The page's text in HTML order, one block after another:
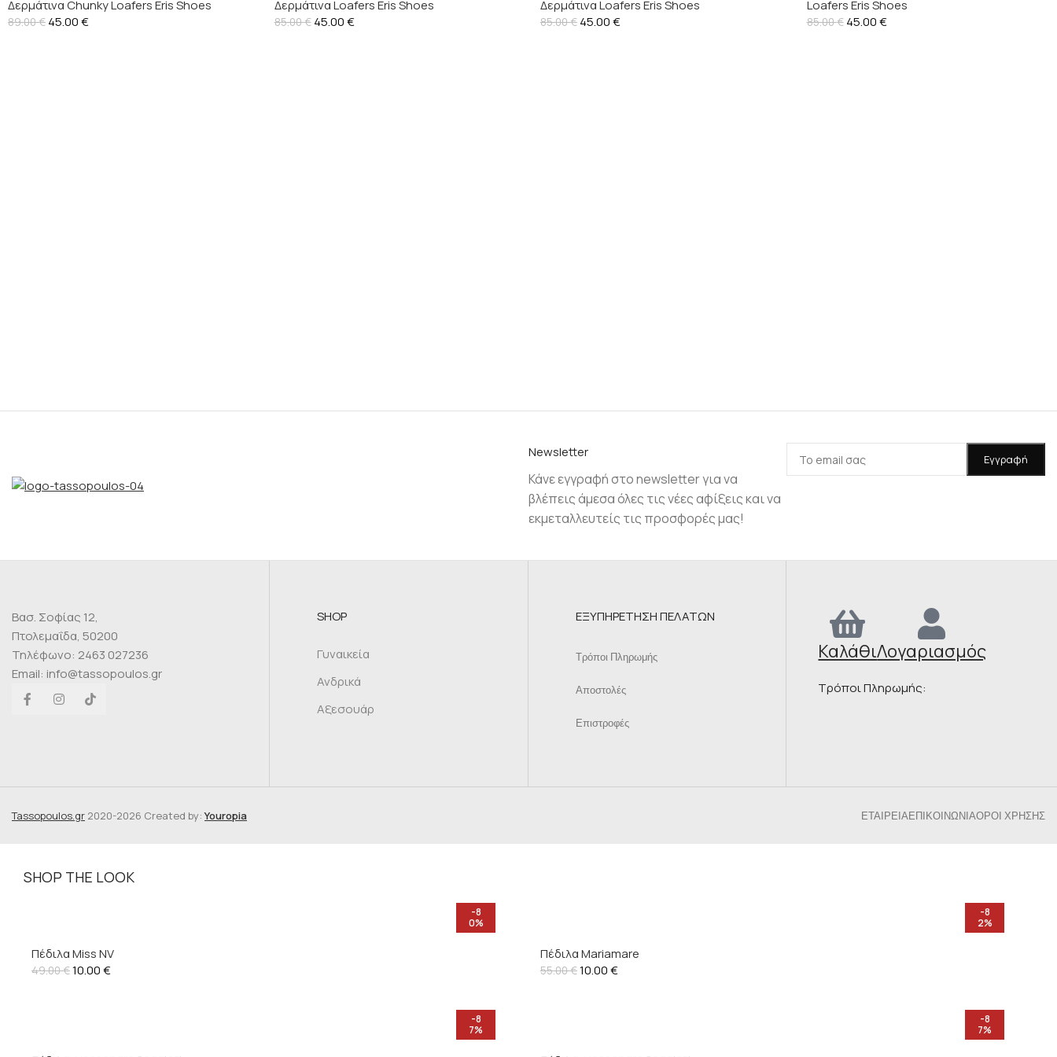
Δερμάτινα Chunky Loafers Eris Shoes
89.00€ 45.00€
Δερμάτινα Loafers Eris Shoes
85.00€ 45.00€
Δερμάτινα Loafers Eris Shoes
85.00€ 45.00€
Loafers Eris Shoes
85.00€ 45.00€
Νewsletter
Κάνε εγγραφή στο newsletter για να
βλέπεις άμεσα όλες τις νέες αφίξεις και να
εκμεταλλευτείς τις προσφορές μας!
Βασ. Σοφίας 12,
Πτολεμαΐδα, 50200
Τηλέφωνο: 2463 027236
Email: info@tassopoulos.gr
SHOP
Γυναικεία
Ανδρικά
Αξεσουάρ
ΕΞΥΠΗΡΕΤΗΣΗ ΠΕΛΑΤΩΝ
Τρόποι Πληρωμής
Αποστολές
Επιστροφές
ΚαλάθιΛογαριασμός
Τρόποι Πληρωμής:
Tassopoulos.gr 2020-2026 Created by:Youropia ΕΤΑΙΡΕΊΑΕΠΙΚΟΙΝΩΝΊΑΌΡΟΙ ΧΡΉΣΗΣ
SHOP THE LOOK
-8
0%
Πέδιλα Miss NV
49.00€10.00€
-8
2%
Πέδιλα Mariamare
55.00€10.00€
-8
7%
-8
7%